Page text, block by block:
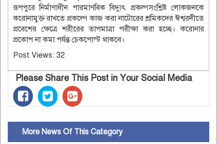
রূপপুরে নির্মাণাধীন পারমাণবিক বিদ্যুৎ প্রকল্পসংশ্লিষ্ট লোকজনকে
করোনামুক্ত রাখতে প্রকল্পে কাজ করা নাটোরের শ্রমিকদের ঈশ্বরদীতে
প্রবেশের ক্ষেত্রে শরীরের তাপমাত্রা পরীক্ষা করা হচ্ছে। করোনার
প্রকোপ না কমা পর্যন্ত চেকপোস্ট থাকবে।
Post Views: 32
Please Share This Post in Your Social Media
More News Of This Category